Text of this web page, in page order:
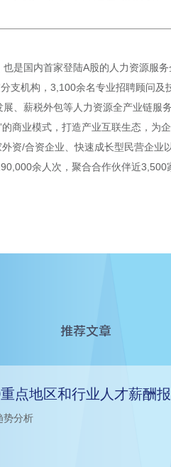
是国内首家登陆A股的人力资源服
支机构，3,100余名专业招聘顾问
、薪税外包等人力资源全产业链服
商业模式，打造产业互联生态，为
资/合资企业、快速成长型民营企
余人次，聚合合作伙伴近3,500
推荐文章
点地区和行业人才薪酬
势分析